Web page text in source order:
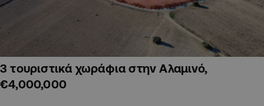
3 τουριστικά χωράφια στην Αλαμινό,
€4,000,000